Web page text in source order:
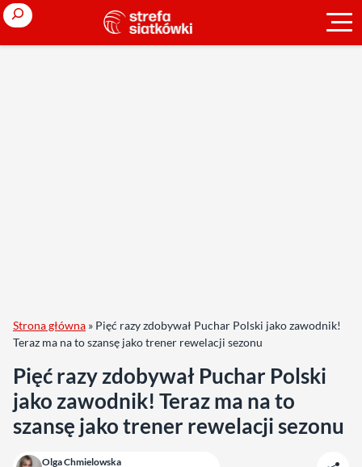
Search
Strona główna » Pięć razy zdobywał Puchar Polski jako zawodnik!
Teraz ma na to szansę jako trener rewelacji sezonu
Pięć razy zdobywał Puchar Polski
jako zawodnik! Teraz ma na to
szansę jako trener rewelacji sezonu
Olga Chmielowska